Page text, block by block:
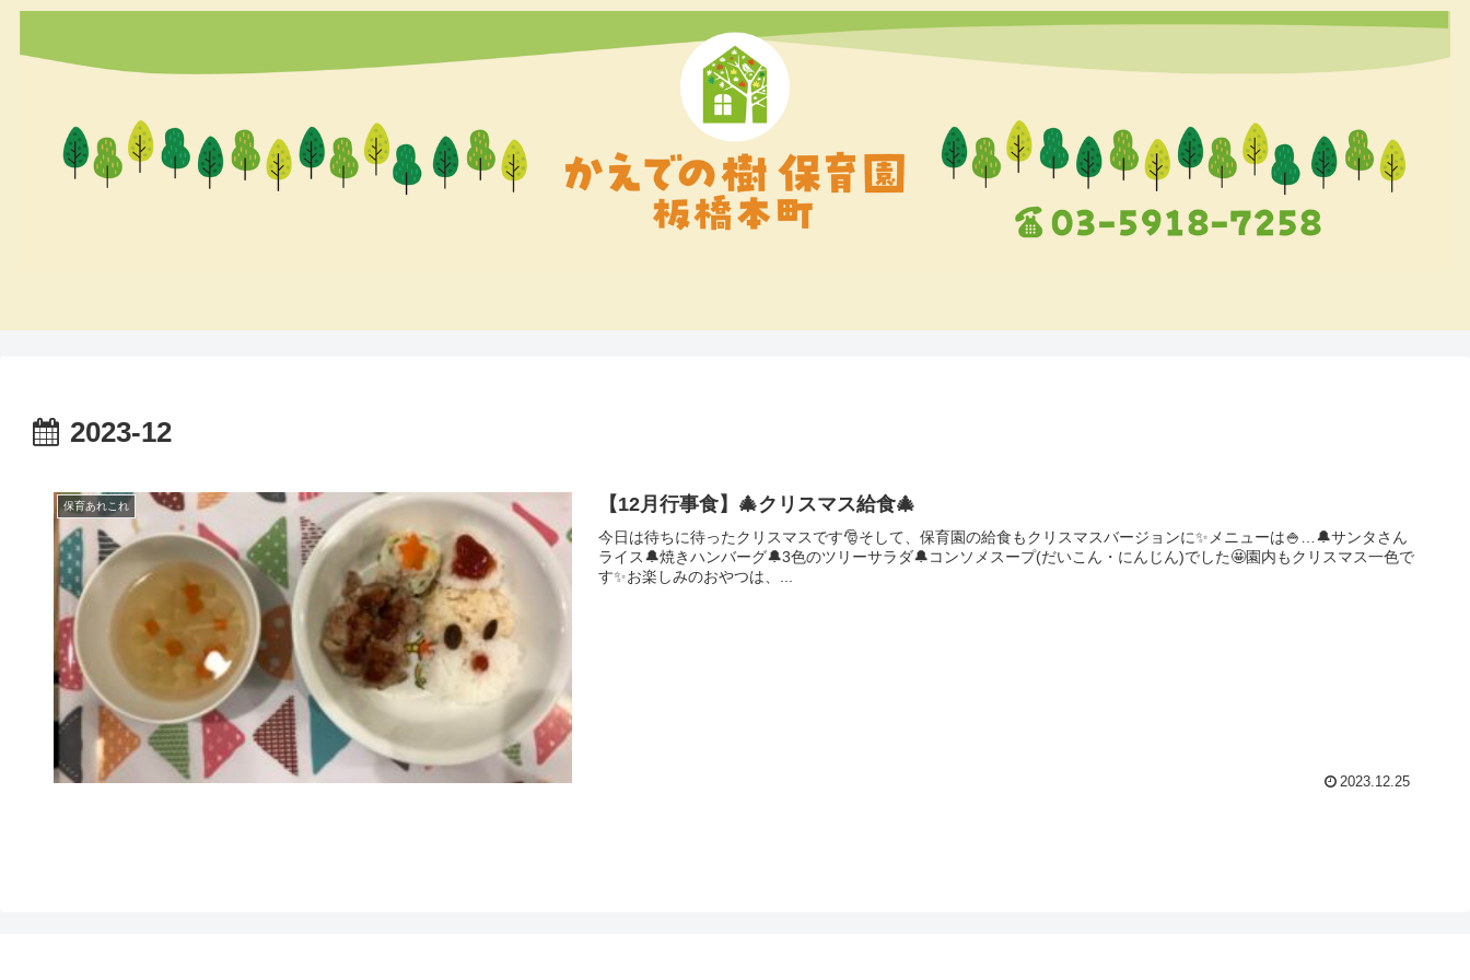
2023-12
保育あれこれ 【12月行事食】🎄クリスマス給食🎄
今日は待ちに待ったクリスマスです🎅そして、保育園の給食もクリスマスバージョンに✨メニューは🍚…🔔サンタさん
ライス🔔焼きハンバーグ🔔3色のツリーサラダ🔔コンソメスープ(だいこん・にんじん)でした🤩園内もクリスマス一色で
す✨お楽しみのおやつは、...
2023.12.25